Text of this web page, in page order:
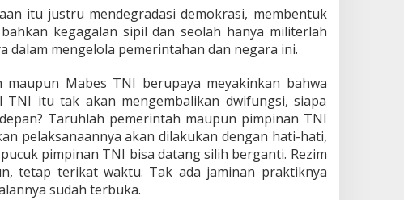
itu justru mendegradasi demokrasi, membentuk
kegagalan sipil dan seolah hanya militerlah
dalam mengelola pemerintahan dan negara ini.
Mabes TNI berupaya meyakinkan bahwa
TNI itu tak akan mengembalikan dwifungsi, siapa
Taruhlah pemerintah maupun pimpinan TNI
pelaksanaannya akan dilakukan dengan hati-hati,
pimpinan TNI bisa datang silih berganti. Rezim
tetap terikat waktu. Tak ada jaminan praktiknya
sudah terbuka.